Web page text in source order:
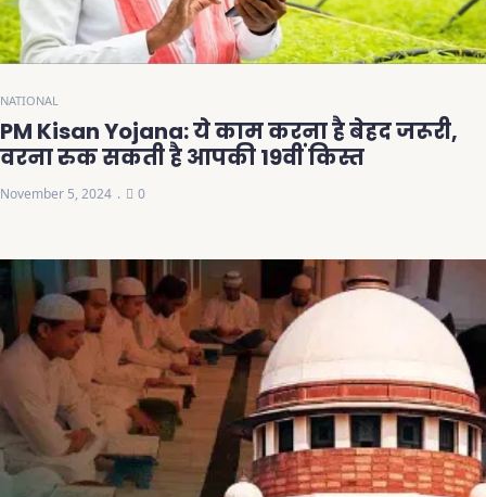
NATIONAL
PM Kisan Yojana: ये काम करना है बेहद जरूरी,
वरना रुक सकती है आपकी 19वीं किस्त
November 5, 2024 0